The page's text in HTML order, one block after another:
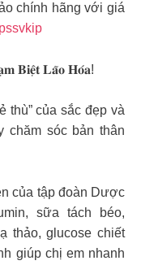
chính hãng với giá
𝐁𝐢𝐞̣̂𝐭 𝐋𝐚̃𝐨 𝐇𝐨́𝐚!
thù” của sắc đẹp và
chăm sóc bản thân
của tập đoàn Dược
sữa tách béo,
thảo, glucose chiết
giúp chị em nhanh